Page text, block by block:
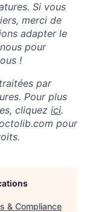
Si vous
merci de
adapter le
pour
!
par
Pour plus
cliquez ici.
pour
& Compliance